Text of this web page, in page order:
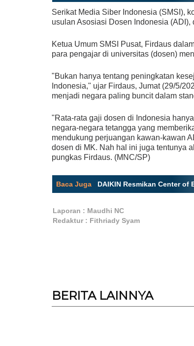
Serikat Media Siber Indonesia (SMSI),
usulan Asosiasi Dosen Indonesia
Ketua Umum SMSI Pusat, Firdaus
para pengajar di universitas (dosen)
"Bukan hanya tentang peningkatan
Indonesia," ujar Firdaus, Jumat (29/5/
menjadi negara paling buncit dalam
"Rata-rata gaji dosen di Indonesia
negara-negara tetangga yang
mendukung perjuangan kawan-kawan
dosen di MK. Nah hal ini juga tentunya
pungkas Firdaus. (MNC/SP)
Baca Juga : DAIKIN Resmikan Center of
Laporan : Maudhi NC
Redaktur : Fithriady Syam
BERITA LAINNYA